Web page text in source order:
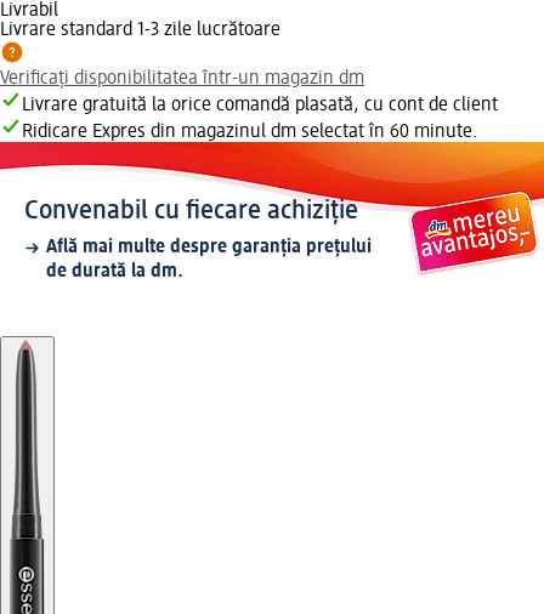
Livrabil
Livrare standard 1-3 zile lucrătoare
Verificați disponibilitatea într-un magazin dm
Livrare gratuită la orice comandă plasată, cu cont de client
Ridicare Expres din magazinul dm selectat în 60 minute.
Convenabil cu fiecare achiziție
Află mai multe despre garanția prețului
de durată la dm.